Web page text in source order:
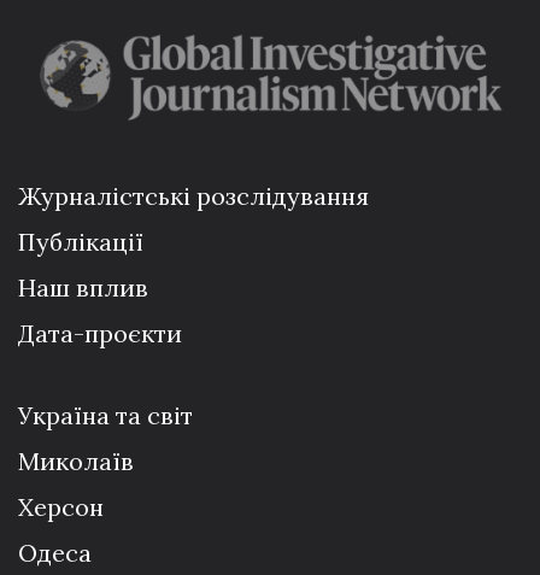
Журналістські розслідування
Публікації
Наш вплив
Дата-проєкти
Україна та світ
Миколаїв
Херсон
Одеса